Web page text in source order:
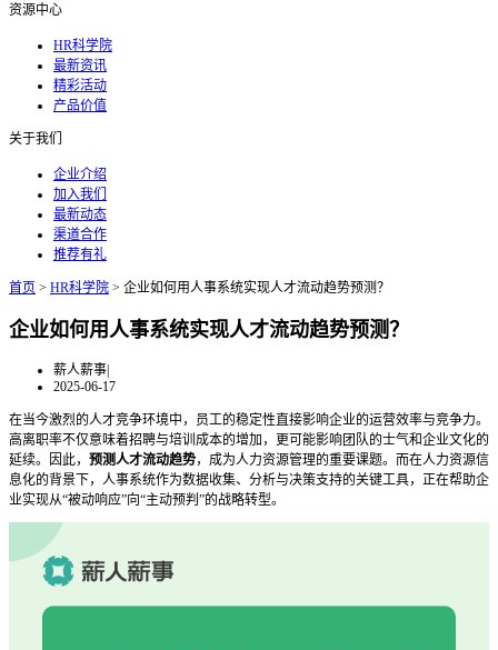
资源中心
HR科学院
最新资讯
精彩活动
产品价值
关于我们
企业介绍
加入我们
最新动态
渠道合作
推荐有礼
首页 > HR科学院 > 企业如何用人事系统实现人才流动趋势预测？
企业如何用人事系统实现人才流动趋势预测？
薪人薪事|
2025-06-17
在当今激烈的人才竞争环境中，员工的稳定性直接影响企业的运营效率与竞争力。
高离职率不仅意味着招聘与培训成本的增加，更可能影响团队的士气和企业文化的
延续。因此， 预测人才流动趋势，成为人力资源管理的重要课题。而在人力资源信
息化的背景下， 人事系统作为数据收集、分析与决策支持的关键工具，正在帮助企
业实现从“被动响应”向“主动预判”的战略转型。